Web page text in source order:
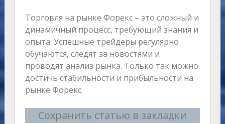
Торговля на рынке Форекс – это сложный и
динамичный процесс, требующий знания и
опыта. Успешные трейдеры регулярно
обучаются, следят за новостями и
проводят анализ рынка. Только так можно
достичь стабильности и прибыльности на
рынке Форекс.
Сохранить статью в закладки